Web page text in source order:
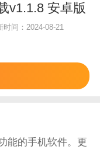
v1.1.8 安卓版
时间：2024-08-21
能的手机软件。更